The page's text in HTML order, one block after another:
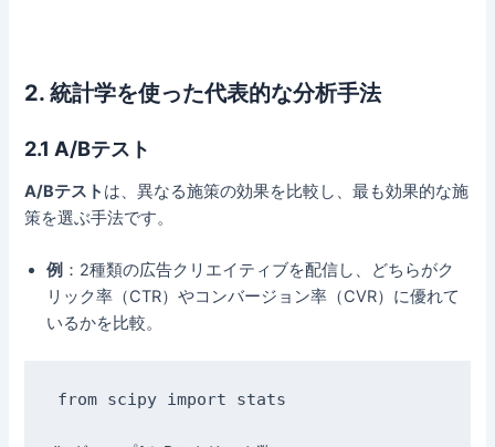
2. 統計学を使った代表的な分析手法
2.1 A/Bテスト
A/Bテスト は、異なる施策の効果を比較し、最も効果的な施
策を選ぶ手法です。
例 ：2種類の広告クリエイティブを配信し、どちらがク
リック率（CTR）やコンバージョン率（CVR）に優れて
いるかを比較。
from scipy import stats